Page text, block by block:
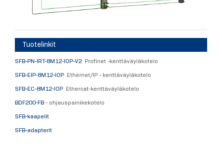
Tuotelinkit
SFB-PN-IRT-8M12-IOP-V2 Profinet -kenttäväyläkotelo
SFB-EIP-8M12-IOP Ethernet/IP - kenttäväyläkotelo
SFB-EC-8M12-IOP Ethercat-kenttäväyläkotelo
BDF200-FB - ohjauspainikekotelo
SFB-kaapelit
SFB-adapterit